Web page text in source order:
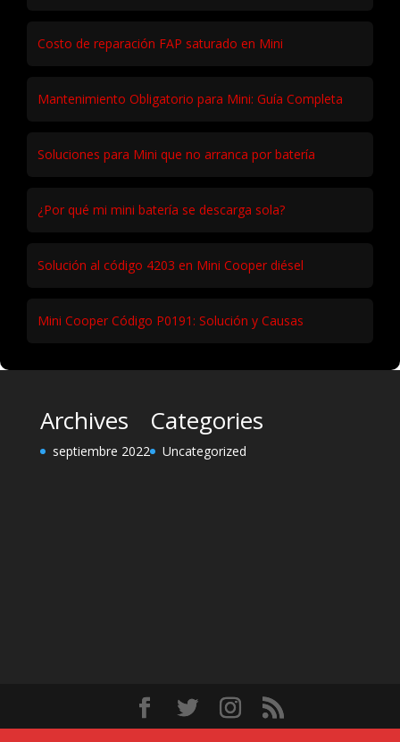
Costo de reparación FAP saturado en Mini
Mantenimiento Obligatorio para Mini: Guía Completa
Soluciones para Mini que no arranca por batería
¿Por qué mi mini batería se descarga sola?
Solución al código 4203 en Mini Cooper diésel
Mini Cooper Código P0191: Solución y Causas
Archives
septiembre 2022
Categories
Uncategorized